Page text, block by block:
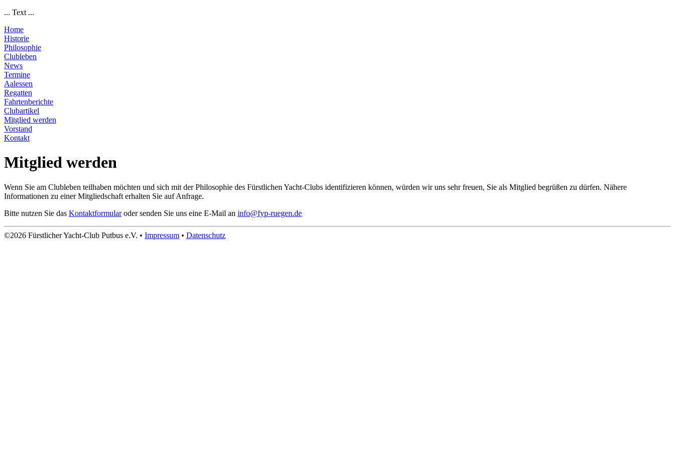
... Text ...
Home
Historie
Philosophie
Clubleben
News
Termine
Aalessen
Regatten
Fahrtenberichte
Clubartikel
Mitglied werden
Vorstand
Kontakt
Mitglied werden
Wenn Sie am Clubleben teilhaben möchten und sich mit der Philosophie des Fürstlichen Yacht-Clubs identifizieren können, würden wir uns sehr freuen, Sie als Mitglied begrüßen zu dürfen. Nähere
Informationen zu einer Mitgliedschaft erhalten Sie auf Anfrage.
Bitte nutzen Sie das Kontaktformularoder senden Sie uns eine E-Mail an info@fyp-ruegen.de
©2026 Fürstlicher Yacht-Club Putbus e.V. • Impressum • Datenschutz